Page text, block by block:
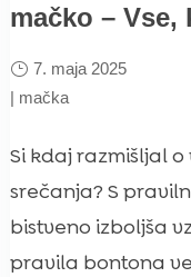
mačko – Vse,
7. maja 2025
| mačka
Si kdaj razmišljal
srečanja? S
bistveno izboljša
pravila bontona